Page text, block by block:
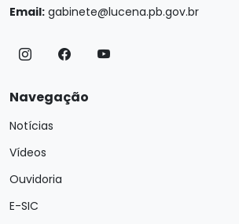
Email: gabinete@lucena.pb.gov.br
Navegação
Notícias
Vídeos
Ouvidoria
E-SIC